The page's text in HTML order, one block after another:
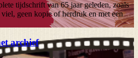
tijdschrift van65 jaargeleden, zoals
geen kopie of herdruk en met een
archief